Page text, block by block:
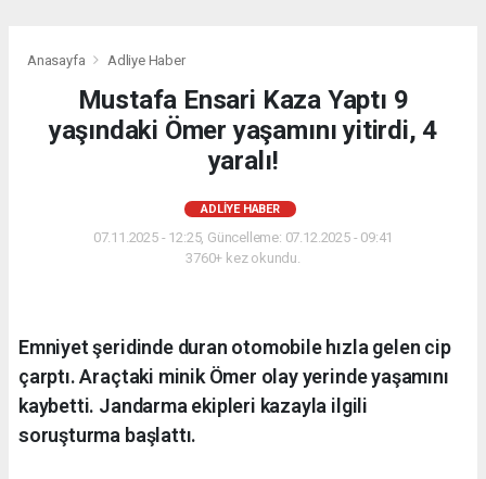
Anasayfa Adliye Haber
Mustafa Ensari Kaza Yaptı 9
yaşındaki Ömer yaşamını yitirdi, 4
yaralı!
ADLIYE HABER
07.11.2025 - 12:25, Güncelleme: 07.12.2025 - 09:41
3760+ kez okundu.
Emniyet şeridinde duran otomobile hızla gelen cip
çarptı. Araçtaki minik Ömer olay yerinde yaşamını
kaybetti. Jandarma ekipleri kazayla ilgili
soruşturma başlattı.